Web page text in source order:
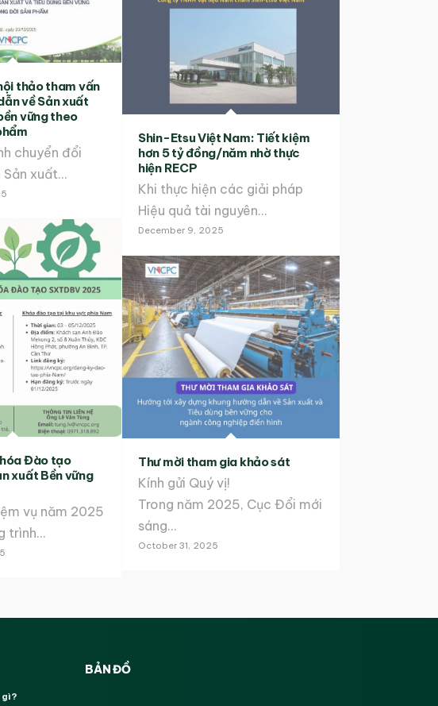
thảo tham vấn
về Sản xuất
vững theo
chuyển đổi
Sản xuất…
Shin-Etsu Việt Nam: Tiết kiệm
hơn 5 tỷ đồng/năm nhờ thực
hiện RECP
Khi thực hiện các giải pháp
Hiệu quả tài nguyên…
December 9, 2025
Đào tạo
xuất Bền vững
vụ năm 2025
trình…
Thư mời tham gia khảo sát
Kính gửi Quý vị!
Trong năm 2025, Cục Đổi mới
sáng…
October 31, 2025
gì?
BẢN ĐỒ